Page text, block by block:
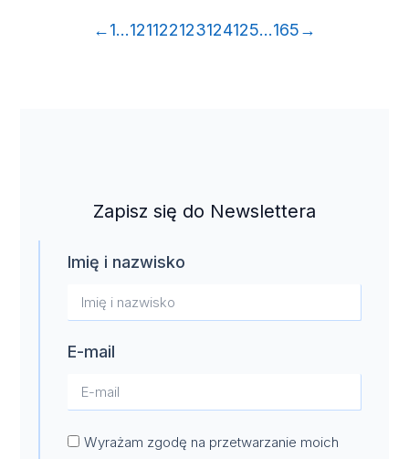
←1…121122123124125…165→
Zapisz się do Newslettera
Imię i nazwisko
E-mail
Wyrażam zgodę na przetwarzanie moich